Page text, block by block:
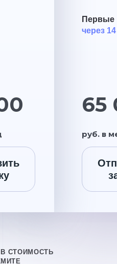
Первые
через
65
руб. в
СТОИМОСТЬ